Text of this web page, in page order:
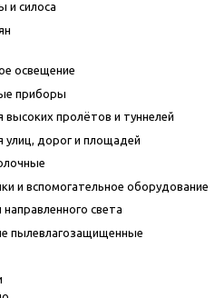
и силоса
освещение
приборы
высоких пролётов и туннелей
улиц, дорог и площадей
и вспомогательное оборудование
света
пылевлагозащищенные